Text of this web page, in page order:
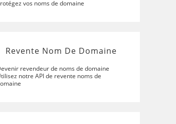
vos noms de domaine
Revente Nom De Domaine
revendeur de noms de domaine
notre API de revente noms de